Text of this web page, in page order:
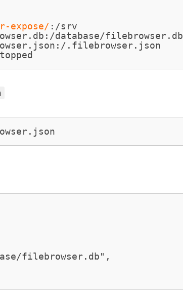
expose/ :/srv
database/filebrowser.db
.filebrowser.json
filebrowser.db",